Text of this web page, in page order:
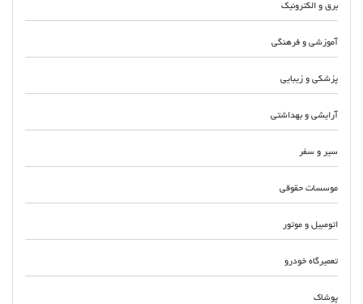
برق و الکترونیک
آموزشی و فرهنگی
پزشکی و زیبایی
آرایشی و بهداشتی
سیر و سفر
موسسات حقوقی
اتومبیل و موتور
تعمیرگاه خودرو
پوشاک